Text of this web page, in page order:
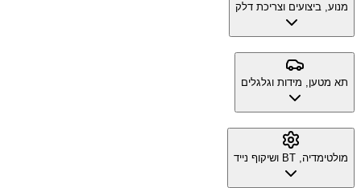
מנוע, ביצועים וצריכת דלק
תא מטען, מידות וגלגלים
מולטימדיה, BT ושיקוף נייד